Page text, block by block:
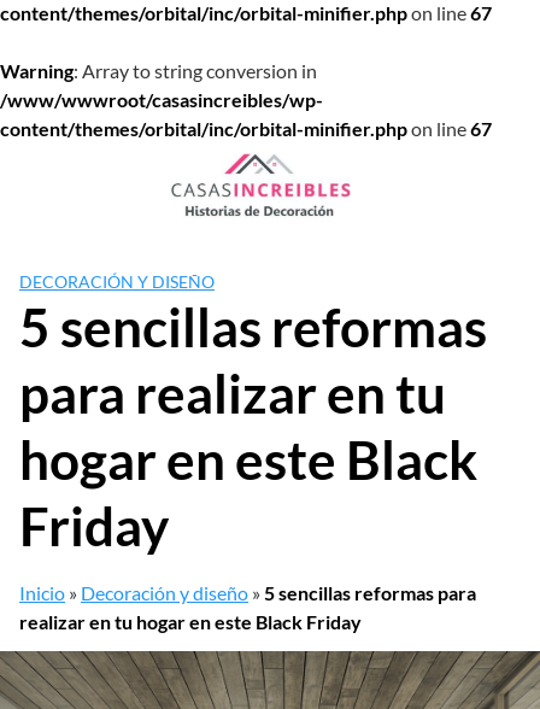
content/themes/orbital/inc/orbital-minifier.phpon line67
Warning: Array to string conversion in
/www/wwwroot/casasincreibles/wp-
content/themes/orbital/inc/orbital-minifier.phpon line67
DECORACIÓN Y DISEÑO
5 sencillas reformas
para realizar en tu
hogar en este Black
Friday
Inicio » Decoración y diseño »5 sencillas reformas para
realizar en tu hogar en este Black Friday